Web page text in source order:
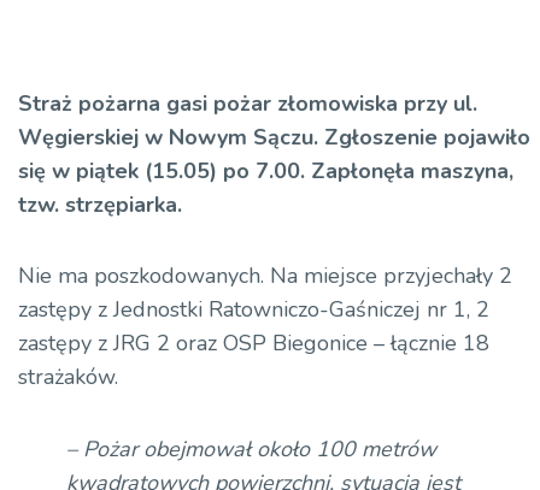
Straż pożarna gasi pożar złomowiska przy ul.
Węgierskiej w Nowym Sączu. Zgłoszenie pojawiło
się w piątek (15.05) po 7.00. Zapłonęła maszyna,
tzw. strzępiarka.
Nie ma poszkodowanych. Na miejsce przyjechały 2
zastępy z Jednostki Ratowniczo-Gaśniczej nr 1, 2
zastępy z JRG 2 oraz OSP Biegonice – łącznie 18
strażaków.
– Pożar obejmował około 100 metrów
kwadratowych powierzchni, sytuacja jest